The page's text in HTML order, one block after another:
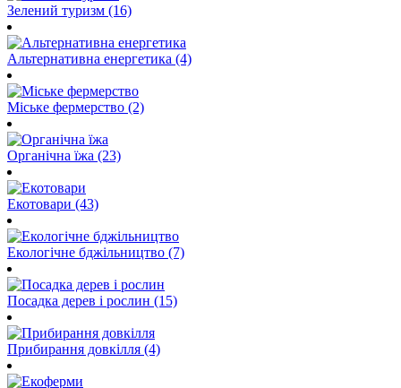
Зелений туризм (16)
Альтернативна енергетика (4)
Міське фермерство (2)
Органічна їжа (23)
Екотовари (43)
Екологічне бджільництво (7)
Посадка дерев і рослин (15)
Прибирання довкілля (4)